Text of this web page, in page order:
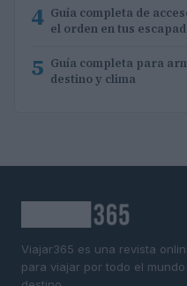
4 Guía completa de
el orden en tus
5 Guía completa para
destino y clima
Viajar365 es una revista
para viajar por todo el